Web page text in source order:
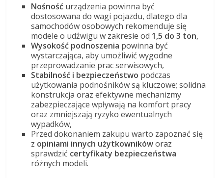
Nośność urządzenia powinna być
dostosowana do wagi pojazdu, dlatego dla
samochodów osobowych rekomenduje się
modele o udźwigu w zakresie od 1,5 do 3 ton,
Wysokość podnoszenia powinna być
wystarczająca, aby umożliwić wygodne
przeprowadzanie prac serwisowych,
Stabilność i bezpieczeństwo podczas
użytkowania podnośników są kluczowe; solidna
konstrukcja oraz efektywne mechanizmy
zabezpieczające wpływają na komfort pracy
oraz zmniejszają ryzyko ewentualnych
wypadków,
Przed dokonaniem zakupu warto zapoznać się
z opiniami innych użytkownikóworaz
sprawdzić certyfikaty bezpieczeństwa
różnych modeli.